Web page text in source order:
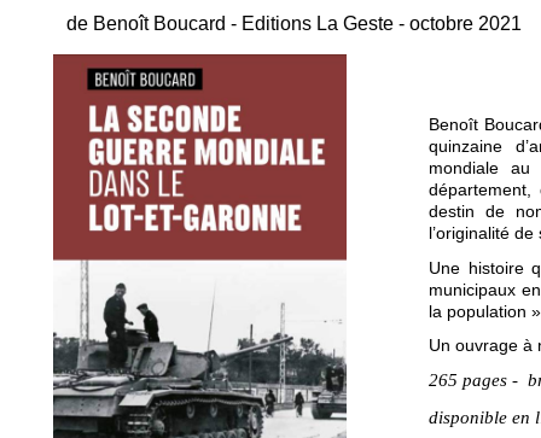
de Benoît Boucard - Editions La Geste - octobre 2021
Benoît
quinzaine
mondiale
département,
destin de
l’originalité
Une histoire
municipaux
la population »
Un ouvrage à
265 pages -
disponible en